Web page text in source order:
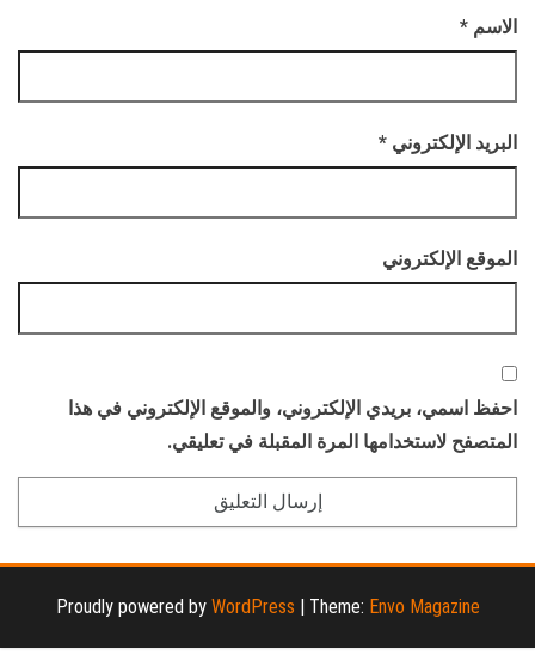
الاسم *
البريد الإلكتروني *
الموقع الإلكتروني
احفظ اسمي، بريدي الإلكتروني، والموقع الإلكتروني في هذا
المتصفح لاستخدامها المرة المقبلة في تعليقي.
Proudly powered by WordPress Theme: Envo Magazine